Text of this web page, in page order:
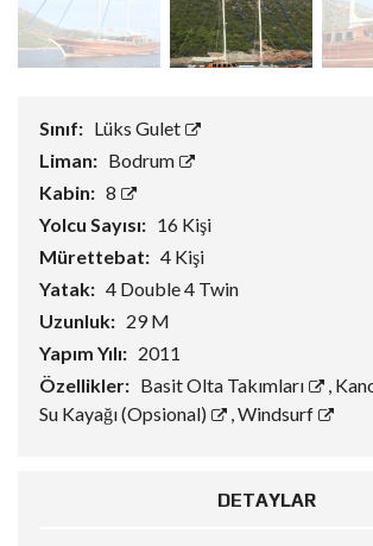
Sınıf: Lüks Gulet
Liman: Bodrum
Kabin: 8
Yolcu Sayısı: 16 Kişi
Mürettebat: 4 Kişi
Yatak: 4 Double 4 Twin
Uzunluk: 29 M
Yapım Yılı: 2011
Özellikler: Basit Olta Takımları ,
Su Kayağı (Opsional)
,Windsurf
DETAYLAR